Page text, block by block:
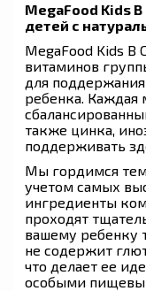
MegaFood Kids
детей с
MegaFood Kids B
витаминов
для
ребенка. Каждая
также цинка,
поддерживать
Мы гордимся
учетом самых
ингредиенты
проходят
вашему ребенку
не содержит
что делает ее
особыми